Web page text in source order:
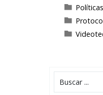
Políticas